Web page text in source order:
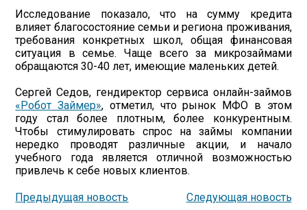
Исследование показало, что на сумму кредита
влияет благосостояние семьи и региона проживания,
требования конкретных школ, общая финансовая
ситуация в семье. Чаще всего за микрозаймами
обращаются 30-40 лет, имеющие маленьких детей.
Сергей Седов, гендиректор сервиса онлайн-займов
«Робот Займер», отметил, что рынок МФО в этом
году стал более плотным, более конкурентным.
Чтобы стимулировать спрос на займы компании
нередко проводят различные акции, и начало
учебного года является отличной возможностью
привлечь к себе новых клиентов.
Предыдущая новость Следующая новость